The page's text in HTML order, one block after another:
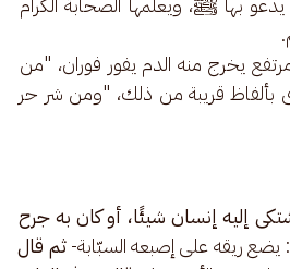
يخرج منه الدم يفور فوران، "من
بألفاظ قريبة من ذلك، "ومن شر حر
إليه إنسان شيئًا، أو كان به جرح
يضع ريقه على إصبعه السبّابة- ثم قال